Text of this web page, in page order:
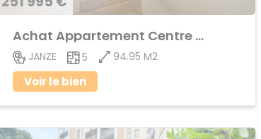
Achat Appartement Centre ville
JANZE 5 94.95 M2
Voir le bien